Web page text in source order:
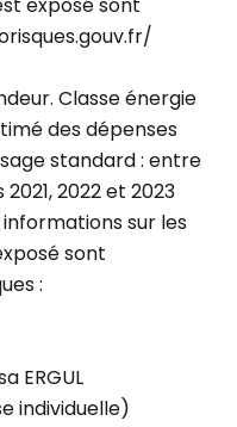
Classe énergie
des dépenses
standard : entre
2022 et 2023
sur les
sont
:
ERGUL
individuelle)